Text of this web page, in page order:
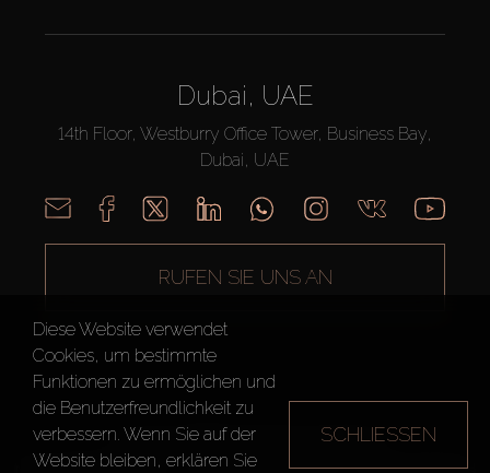
Dubai, UAE
14th Floor, Westburry Office Tower, Business Bay,
Dubai, UAE
RUFEN SIE UNS AN
AX CAPITAL ©2026 Alle Rechte vorbehalten
Diese Website verwendet
Cookies, um bestimmte
Funktionen zu ermöglichen und
die Benutzerfreundlichkeit zu
verbessern. Wenn Sie auf der
Website bleiben, erklären Sie
SCHLIESSEN